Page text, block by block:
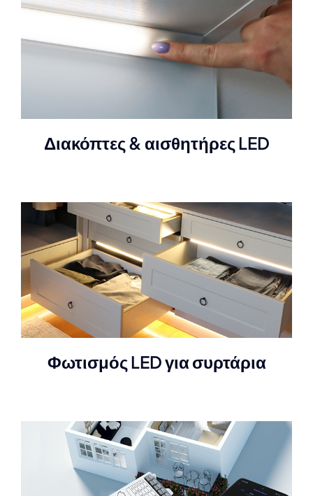
Διακόπτες & αισθητήρες LED
Φωτισμός LED για συρτάρια